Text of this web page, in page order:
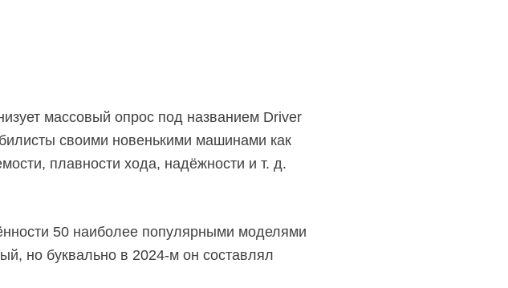
массовый опрос под названием Driver
своими новенькими машинами как
плавности хода, надёжности и т. д.
50 наиболее популярными моделями
но буквально в 2024-м он составлял